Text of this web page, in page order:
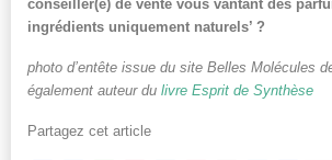
conseiller(e) de vente vous vantant des
ingrédients uniquement naturels’ ?
photo d’entête issue du site Belles Molécules
également auteur du livre Esprit de Synthèse
Partagez cet article